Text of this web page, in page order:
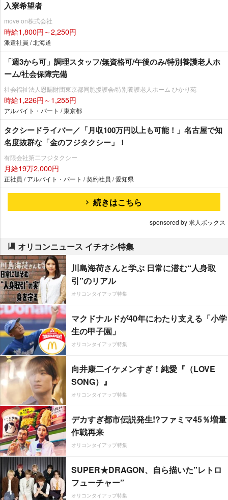
入寮希望者
move on株式会社
時給1,800円～2,250円
派遣社員 / 北海道
「週3から可」調理スタッフ/無資格可/午後のみ/特別養護老人ホ
ーム/社会保障完備
社会福祉法人恩賜財団東京都同胞援護会/特別養護老人ホーム ひかり苑
時給1,226円～1,255円
アルバイト・パート / 東京都
タクシードライバー／「月収100万円以上も可能！」名古屋で知
名度抜群な「金のフジタクシー」！
有限会社第二フジタクシー
月給19万2,000円
正社員 / アルバイト・パート / 契約社員 / 愛知県
続きはこちら
sponsored by 求人ボックス
オリコンニュース イチオシ特集
川島海荷さんと学ぶ 日常に潜む“人身取
引”のリアル
オリコンタイアップ特集
マクドナルドが40年にわたり支える「小学
生の甲子園」
オリコンタイアップ特集
向井康二イケメンすぎ！純愛『（LOVE
SONG）』
オリコンタイアップ特集
デカすぎ都市伝説発生!?ファミマ45％増量
作戦再来
オリコンタイアップ特集
SUPER★DRAGON、自ら描いた”レトロ
フューチャー”
オリコンタイアップ特集